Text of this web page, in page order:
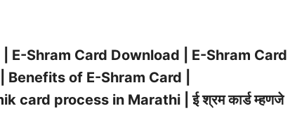
E-Shram Card Download | E-Shram Card
of E-Shram Card |
card process in Marathi | ई श्रम कार्ड म्हणजे